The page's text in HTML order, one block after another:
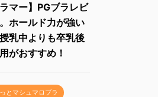
ラマー】PGブラレビ
ホールド力が強い
乳中よりも卒乳後
がおすすめ！
とマシュマロブラ